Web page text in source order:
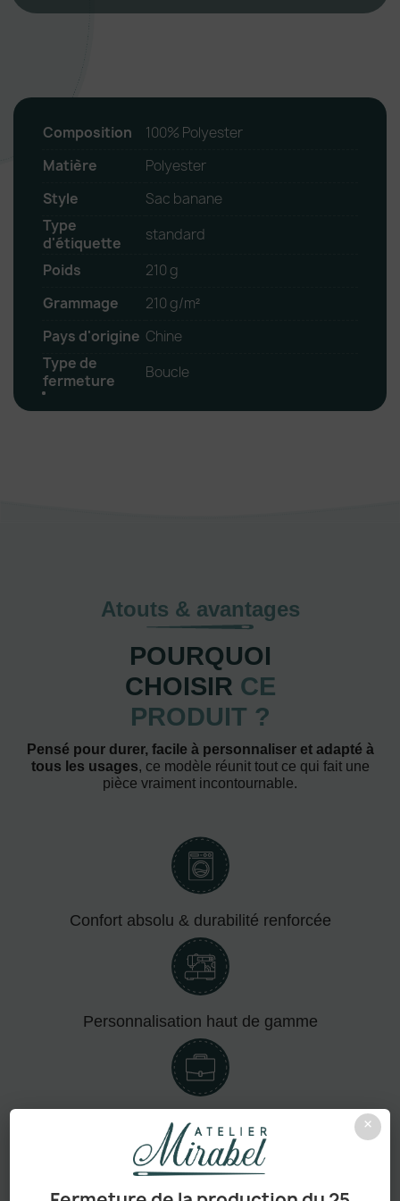
×
Composition
100% Polyester
Matière
Polyester
Style
Sac banane
Type
d'étiquette
standard
Poids
210 g
Grammage
210 g/m²
Pays d'origine Chine
Type de
fermeture
Boucle
Atouts & avantages
POURQUOI
CHOISIR CE
PRODUIT ?
Pensé pour durer, facile à personnaliser et adapté à
tous les usages, ce modèle réunit tout ce qui fait une
pièce vraiment incontournable.
Confort absolu & durabilité renforcée
Personnalisation haut de gamme
Adapté aux pros comme aux particuliers